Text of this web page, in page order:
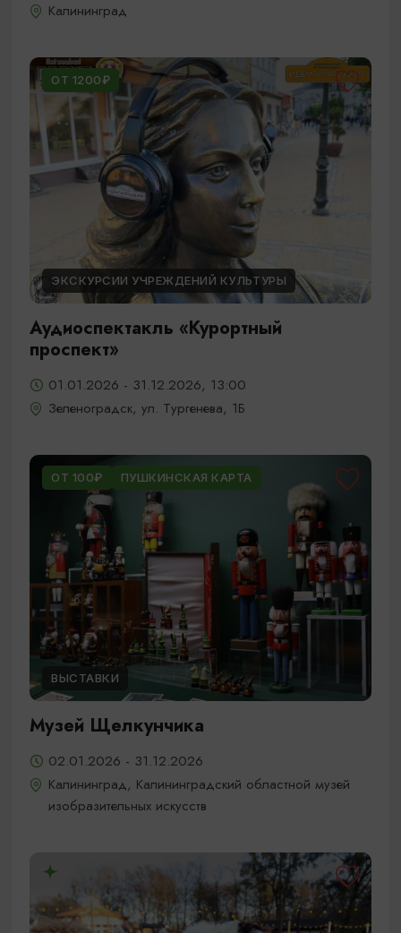
Калининград
ОТ 1200₽
ЭКСКУРСИИ УЧРЕЖДЕНИЙ КУЛЬТУРЫ
Аудиоспектакль «Курортный
проспект»
01.01.2026 - 31.12.2026, 13:00
Зеленоградск, ул. Тургенева, 1Б
ОТ 100₽ ПУШКИНСКАЯ КАРТА
ВЫСТАВКИ
Музей Щелкунчика
02.01.2026 - 31.12.2026
Калининград, Калининградский областной музей
изобразительных искусств